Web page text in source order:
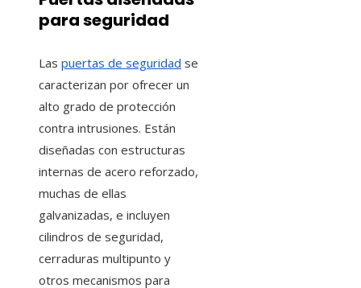
para seguridad
Las puertas de seguridad se
caracterizan por ofrecer un
alto grado de protección
contra intrusiones. Están
diseñadas con estructuras
internas de acero reforzado,
muchas de ellas
galvanizadas, e incluyen
cilindros de seguridad,
cerraduras multipunto y
otros mecanismos para